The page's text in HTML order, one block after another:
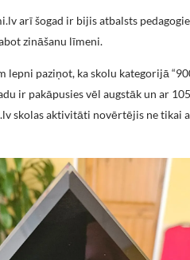
arī šogad ir bijis atbalsts
zināšanu līmeni.
paziņot, ka skolu kategorijā
ir pakāpusies vēl augstāk un ar
skolas aktivitāti novērtējis ne tikai